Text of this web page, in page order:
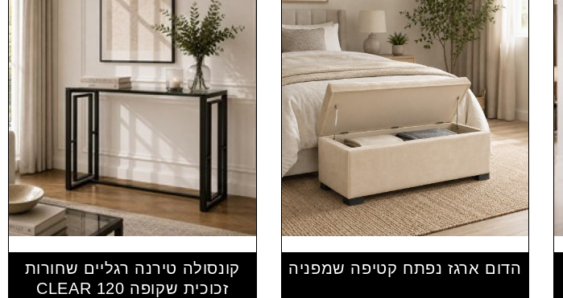
הדום ארגז נפתח קטיפה שמפניה
קונסולה טירנה רגליים שחורות
זכוכית שקופה CLEAR 120